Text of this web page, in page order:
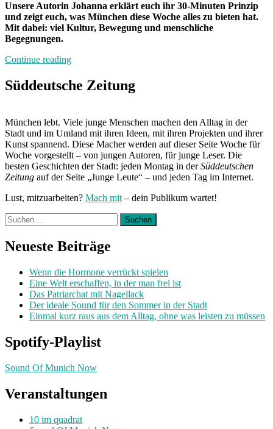
Unsere Autorin Johanna erklärt euch ihr 30-Minuten Prinzip
und zeigt euch, was München diese Woche alles zu bieten hat.
Mit dabei: viel Kultur, Bewegung und menschliche
Begegnungen.
Continue reading„Von
bis
Freitag
mit
Johanna“
Süddeutsche Zeitung
München lebt. Viele junge Menschen machen den Alltag in der
Stadt und im Umland mit ihren Ideen, mit ihren Projekten und ihrer
Kunst spannend. Diese Macher werden auf dieser Seite Woche für
Woche vorgestellt – von jungen Autoren, für junge Leser. Die
besten Geschichten der Stadt: jeden Montag in derSüddeutschen
Zeitung auf der Seite „Junge Leute“ – und jeden Tag im Internet.
Lust, mitzuarbeiten? Mach mit – dein Publikum wartet!
Suchen
nach:
Neueste Beiträge
Wenn die Hormone verrückt spielen
Eine Welt erschaffen, in der man frei ist
Das Patriarchat mit Nagellack
Der ideale Sound für den Sommer in der Stadt
Einmal kurz raus aus dem Alltag, ohne was leisten zu müssen
Spotify-Playlist
Sound Of Munich Now
Veranstaltungen
10 im quadrat